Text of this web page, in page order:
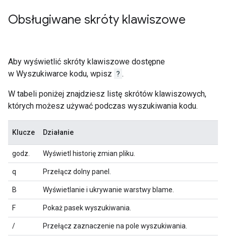
Obsługiwane skróty klawiszowe
Aby wyświetlić skróty klawiszowe dostępne
w Wyszukiwarce kodu, wpisz ? .
W tabeli poniżej znajdziesz listę skrótów klawiszowych,
których możesz używać podczas wyszukiwania kodu.
Klucze Działanie
godz. Wyświetl historię zmian pliku.
q Przełącz dolny panel.
B Wyświetlanie i ukrywanie warstwy blame.
F Pokaż pasek wyszukiwania.
/ Przełącz zaznaczenie na pole wyszukiwania.